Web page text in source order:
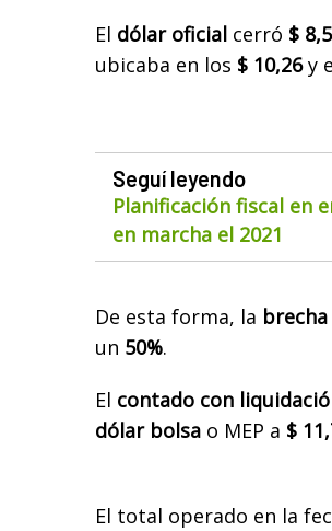
El dólar oficial cerró $
ubicaba en los $ 10,26y
Seguí leyendo
Planificación fiscal en
en marcha el 2021
De esta forma, la brecha
un 50%.
El contado con
dólar bolsa o MEP a $
El total operado en la